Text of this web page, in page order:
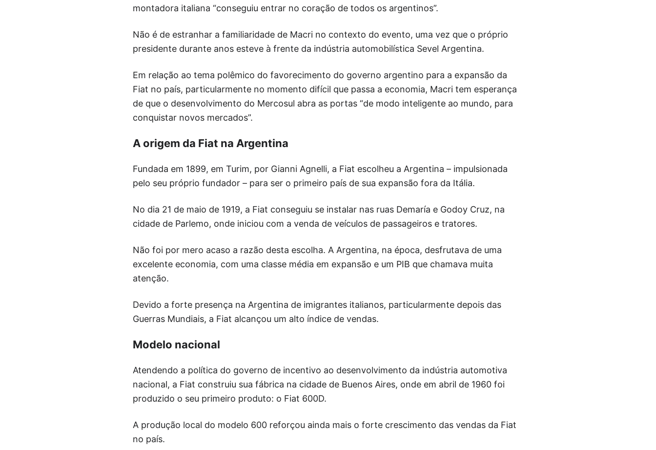
montadora italiana “conseguiu entrar no coração de todos os argentinos”.
Não é de estranhar a familiaridade de Macri no contexto do evento, uma vez que o próprio
presidente durante anos esteve à frente da indústria automobilística Sevel Argentina.
Em relação ao tema polêmico do favorecimento do governo argentino para a expansão da
Fiat no país, particularmente no momento difícil que passa a economia, Macri tem esperança
de que o desenvolvimento do Mercosul abra as portas “de modo inteligente ao mundo, para
conquistar novos mercados”.
A origem da Fiat na Argentina
Fundada em 1899, em Turim, por Gianni Agnelli, a Fiat escolheu a Argentina – impulsionada
pelo seu próprio fundador – para ser o primeiro país de sua expansão fora da Itália.
No dia 21 de maio de 1919, a Fiat conseguiu se instalar nas ruas Demaría e Godoy Cruz, na
cidade de Parlemo, onde iniciou com a venda de veículos de passageiros e tratores.
Não foi por mero acaso a razão desta escolha. A Argentina, na época, desfrutava de uma
excelente economia, com uma classe média em expansão e um PIB que chamava muita
atenção.
Devido a forte presença na Argentina de imigrantes italianos, particularmente depois das
Guerras Mundiais, a Fiat alcançou um alto índice de vendas.
Modelo nacional
Atendendo a política do governo de incentivo ao desenvolvimento da indústria automotiva
nacional, a Fiat construiu sua fábrica na cidade de Buenos Aires, onde em abril de 1960 foi
produzido o seu primeiro produto: o Fiat 600D.
A produção local do modelo 600 reforçou ainda mais o forte crescimento das vendas da Fiat
no país.